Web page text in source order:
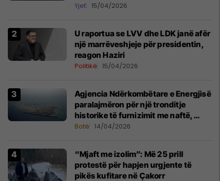
Yjet 15/04/2026
U raportua se LVV dhe LDK janë afër
një marrëveshjeje për presidentin,
reagon Haziri
Politikë 15/04/2026
Agjencia Ndërkombëtare e Energjisë
paralajmëron për një tronditje
historike të furnizimit me naftë,
ndërsa lufta me Iranin mbyt tregjet
Botë 14/04/2026
“Mjaft me izolim”: Më 25 prill
protestë për hapjen urgjente të
pikës kufitare në Çakorr